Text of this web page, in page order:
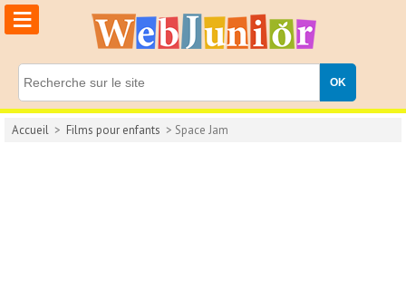
≡
Accueil > Films pour enfants > Space Jam